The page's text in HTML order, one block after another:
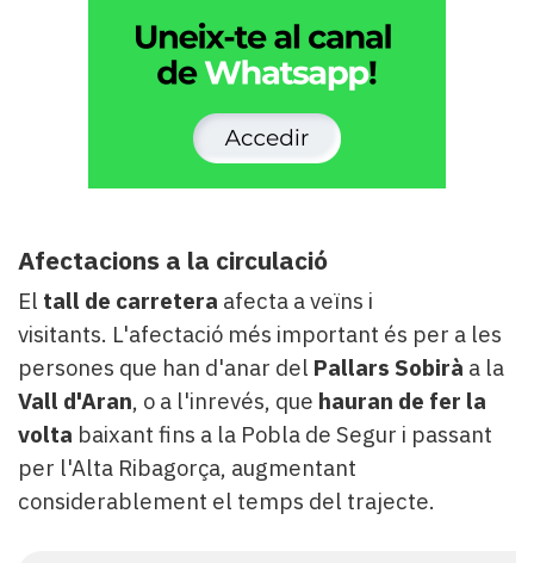
Afectacions a la circulació
El tall de carretera afecta a veïns i
visitants. L'afectació més important és per a les
persones que han d'anar del Pallars Sobirà a la
Vall d'Aran, o a l'inrevés, que hauran de fer la
volta baixant fins a la Pobla de Segur i passant
per l'Alta Ribagorça, augmentant
considerablement el temps del trajecte.